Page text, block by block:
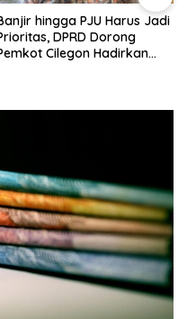
hingga PJU Harus Jadi
DPRD Dorong
Cilegon Hadirkan